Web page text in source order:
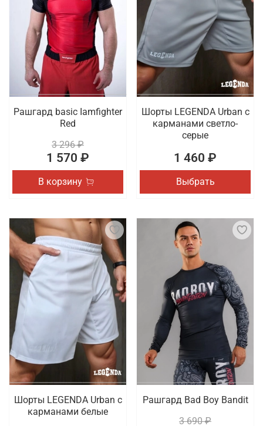
Рашгард basic Iamfighter
Red
3 296 ₽
1 570 ₽
В корзину
Шорты LEGENDA Urban c
карманами светло-
серые
1 460 ₽
Выбрать
Шорты LEGENDA Urban c
карманами белые
Рашгард Bad Boy Bandit
3 690 ₽